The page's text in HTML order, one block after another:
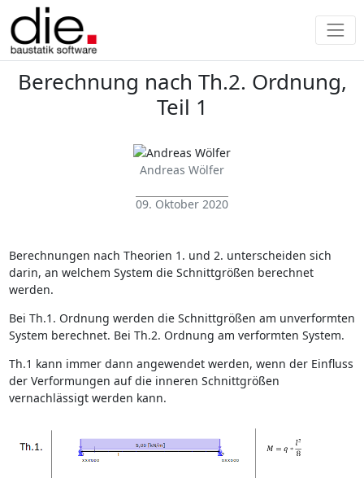
Berechnung nach Th.2. Ordnung,
Teil 1
Andreas Wölfer
09. Oktober 2020
Berechnungen nach Theorien 1. und 2. unterscheiden sich
darin, an welchem System die Schnittgrößen berechnet
werden.
Bei Th.1. Ordnung werden die Schnittgrößen am unverformten
System berechnet. Bei Th.2. Ordnung am verformten System.
Th.1 kann immer dann angewendet werden, wenn der Einfluss
der Verformungen auf die inneren Schnittgrößen
vernachlässigt werden kann.